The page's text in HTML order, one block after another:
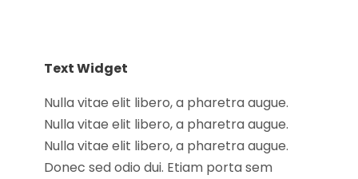
Text Widget
Nulla vitae elit libero, a pharetra augue.
Nulla vitae elit libero, a pharetra augue.
Nulla vitae elit libero, a pharetra augue.
Donec sed odio dui. Etiam porta sem